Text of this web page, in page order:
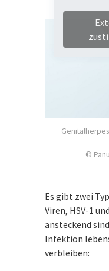
©
Es gibt zwei
Viren, HSV-1
ansteckend
Infektion
verbleiben: